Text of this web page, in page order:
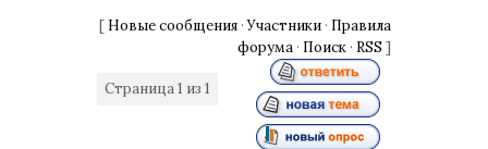
[ Новые сообщения ·Участники · Правила
форума · Поиск · RSS ]
Страница1 из 1